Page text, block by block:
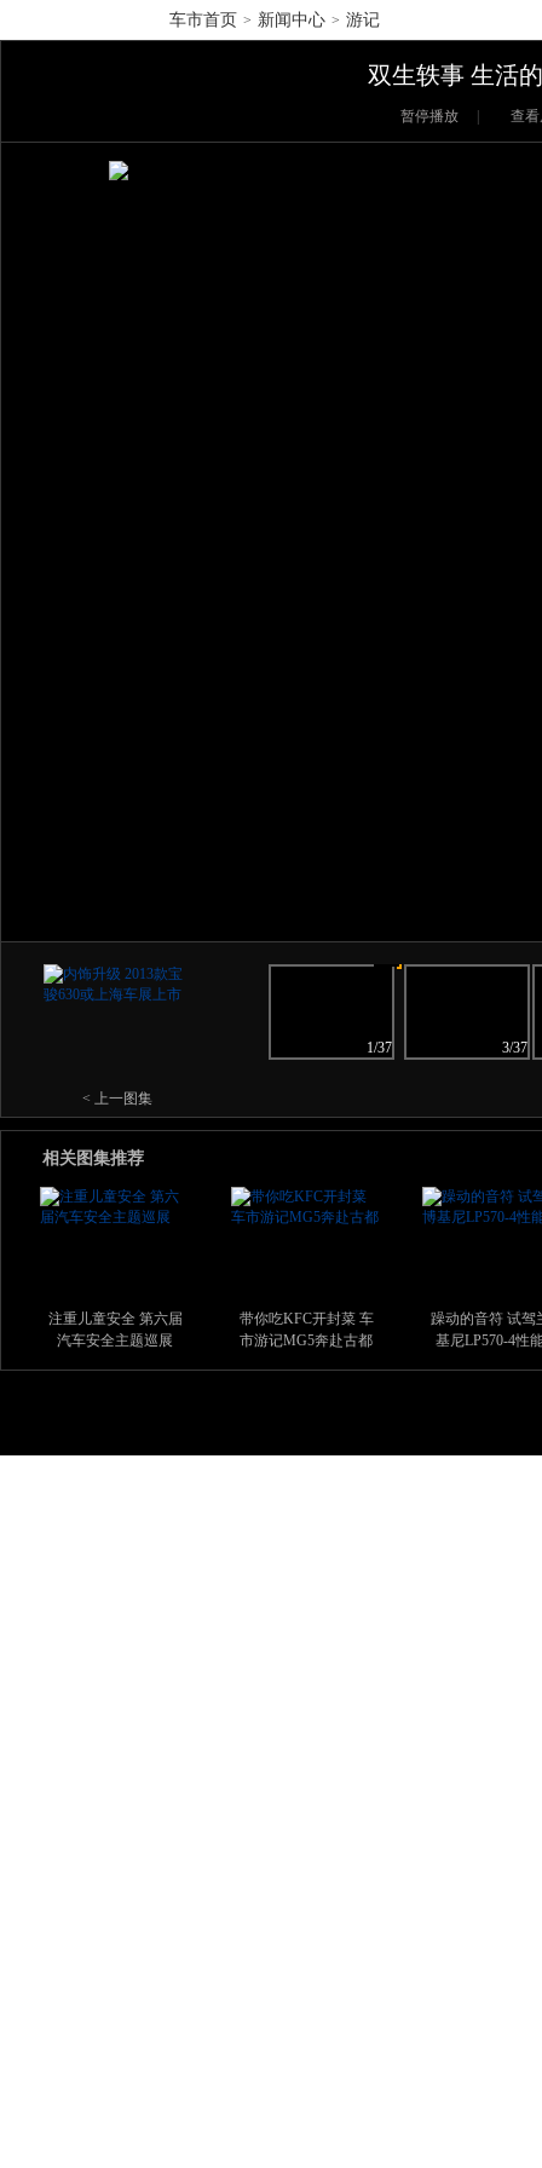
车市首页 > 新闻中心 > 游记
双生轶事 生活
暂停播放 | 查
< 上一图集
1/37 3/37
相关图集推荐
注重儿童安全 第六届
汽车安全主题巡展
带你吃KFC开封菜 车
市游记MG5奔赴古都
躁动的音符 试驾
基尼LP570-4性